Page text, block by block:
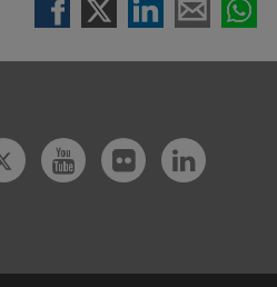
TwitterYoutubeFlickr